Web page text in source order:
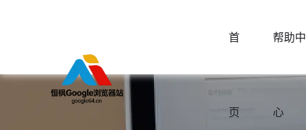
首
页
帮助中
心